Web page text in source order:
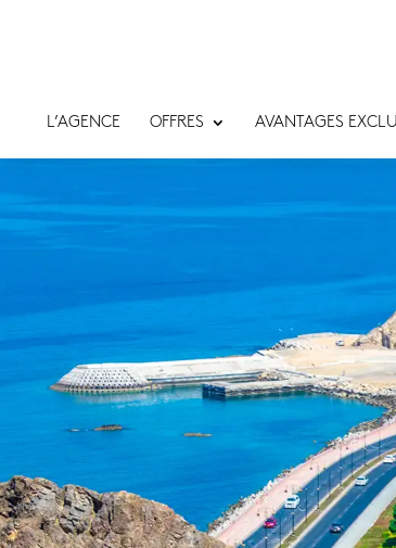
L’AGENCE OFFRES AVANTAGES